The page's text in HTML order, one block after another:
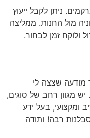
ניתן לקבל ייעוץ
מול החנות. ממליצה
ולוקח זמן לבחור.
מודעה שצצה לי
מגוון רחב של סוגים,
ומקצועי, בעל ידע
רבה! ותודה